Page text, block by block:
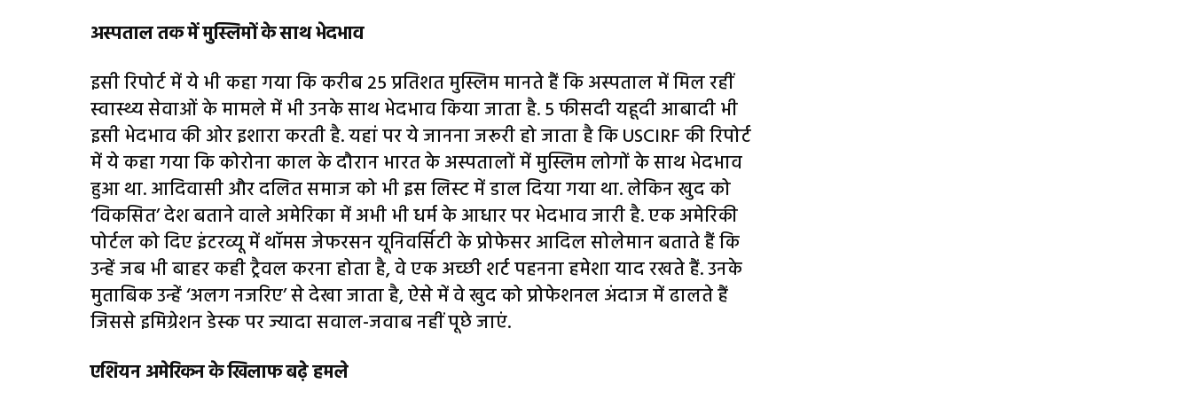
अस्पताल तक में मुस्लिमों के साथ भेदभाव
इसी रिपोर्ट में ये भी कहा गया कि करीब 25 प्रतिशत मुस्लिम मानते हैं कि अस्पताल में मिल रहीं
स्वास्थ्य सेवाओं के मामले में भी उनके साथ भेदभाव किया जाता है. 5 फीसदी यहूदी आबादी भी
इसी भेदभाव की ओर इशारा करती है. यहां पर ये जानना जरूरी हो जाता है कि USCIRF की रिपोर्ट
में ये कहा गया कि कोरोना काल के दौरान भारत के अस्पतालों में मुस्लिम लोगों के साथ भेदभाव
हुआ था. आदिवासी और दलित समाज को भी इस लिस्ट में डाल दिया गया था. लेकिन खुद को
‘विकसित’ देश बताने वाले अमेरिका में अभी भी धर्म के आधार पर भेदभाव जारी है. एक अमेरिकी
पोर्टल को दिए इंटरव्यू में थॉमस जेफरसन यूनिवर्सिटी के प्रोफेसर आदिल सोलेमान बताते हैं कि
उन्हें जब भी बाहर कही ट्रैवल करना होता है, वे एक अच्छी शर्ट पहनना हमेशा याद रखते हैं. उनके
मुताबिक उन्हें ‘अलग नजरिए’ से देखा जाता है, ऐसे में वे खुद को प्रोफेशनल अंदाज में ढालते हैं
जिससे इमिग्रेशन डेस्क पर ज्यादा सवाल-जवाब नहीं पूछे जाएं.
एशियन अमेरिकन के खिलाफ बढ़े हमले